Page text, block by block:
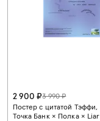
2 900 ₽3 990 ₽
Постер с цитатой Тэффи,
Точка Банк × Полка × Liars